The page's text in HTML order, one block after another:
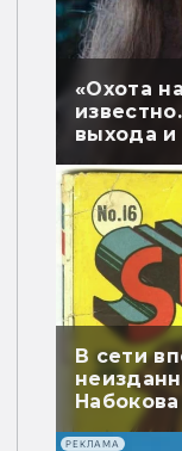
«Охота
выхода и
В сети
перевели
РЕКЛАМА